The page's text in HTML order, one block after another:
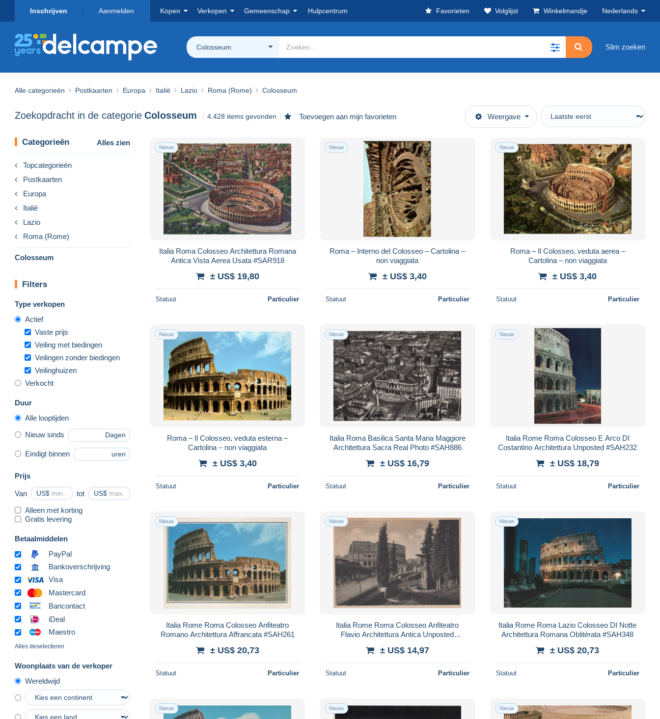
Inschrijven Aanmelden Kopen Verkopen Gemeenschap Hulpcentrum Favorieten Volglijst Winkelmandje Nederlands
Colosseum Slim zoeken
Alle categorieën Postkaarten Europa Italië Lazio Roma (Rome) Colosseum
Zoekopdracht in de categorie Colosseum 4.428 items gevonden Toevoegen aan mijn favorieten Weergave
Categorieën Alles zien
Topcategorieën
Postkaarten
Europa
Italië
Lazio
Roma (Rome)
Colosseum
Filters
Type verkopen
Actief
Vaste prijs
Veiling met biedingen
Veilingen zonder biedingen
Veilinghuizen
Verkocht
Duur
Alle looptijden
Nieuw sinds Dagen
Eindigt binnen uren
Prijs
Van US$ tot US$
Alleen met korting
Gratis levering
Betaalmiddelen
PayPal
Bankoverschrijving
Visa
Mastercard
Bancontact
iDeal
Maestro
Alles deselecteren
Woonplaats van de verkoper
Wereldwijd
Nieuw
Italia Roma Colosseo Architettura Romana
Antica Vista Aerea Usata #SAR918
± US$ 19,80
Statuut Particulier
Nieuw
Roma – Interno del Colosseo – Cartolina –
non viaggiata
± US$ 3,40
Statuut Particulier
Nieuw
Roma – Il Colosseo, veduta aerea –
Cartolina – non viaggiata
± US$ 3,40
Statuut Particulier
Nieuw
Roma – Il Colosseo, veduta esterna –
Cartolina – non viaggiata
± US$ 3,40
Statuut Particulier
Nieuw
Italia Roma Basilica Santa Maria Maggiore
Architettura Sacra Real Photo #SAH886
± US$ 16,79
Statuut Particulier
Nieuw
Italia Rome Roma Colosseo E Arco DI
Costantino Architettura Unposted #SAH232
± US$ 18,79
Statuut Particulier
Nieuw
Italia Rome Roma Colosseo Anfiteatro
Romano Architettura Affrancata #SAH261
± US$ 20,73
Statuut Particulier
Nieuw
Italia Rome Roma Colosseo Anfiteatro
Flavio Architettura Antica Unposted
± US$ 14,97
Statuut Particulier
Nieuw
Italia Rome Roma Lazio Colosseo DI Notte
Architettura Romana Oblitérata #SAH348
± US$ 20,73
Statuut Particulier
Nieuw Nieuw Nieuw